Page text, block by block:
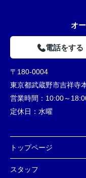
オ
電話をする
〒180-0004
東京都武蔵野市吉祥寺
営業時間： 10:00～
定休日： 水曜
トップページ
スタッフ